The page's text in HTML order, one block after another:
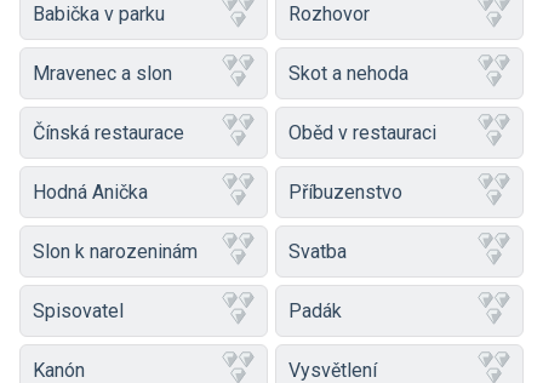
Babička v parku Rozhovor
Mravenec a slon Skot a nehoda
Čínská restaurace Oběd v restauraci
Hodná Anička Příbuzenstvo
Slon k narozeninám Svatba
Spisovatel Padák
Kanón Vysvětlení